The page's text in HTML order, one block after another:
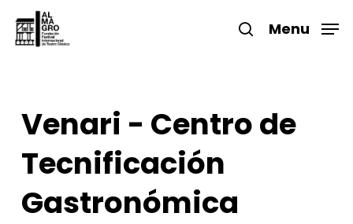
main
search
Menu
Venari - Centro de
Tecnificación
Gastronómica